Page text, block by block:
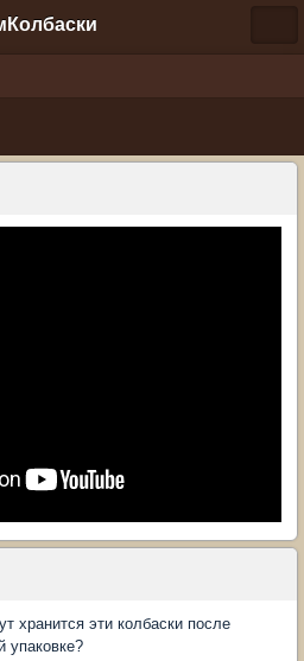
хранится эти колбаски после
упаковке?